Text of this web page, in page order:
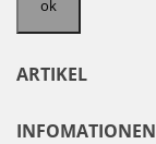
ARTIKEL
INFOMATIONEN